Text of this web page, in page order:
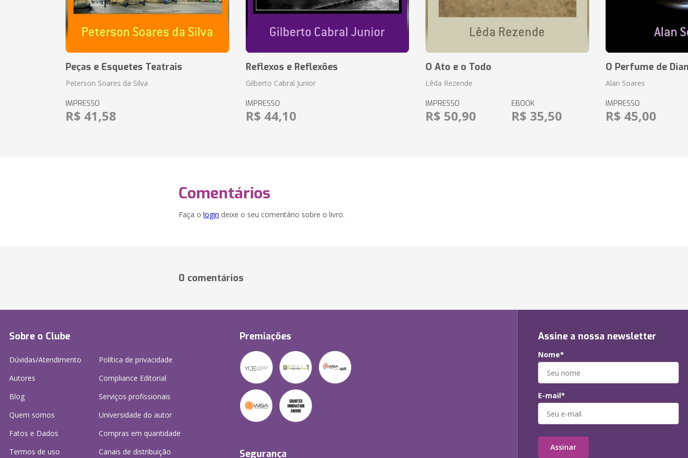
Peças e Esquetes Teatrais
Peterson Soares da Silva
IMPRESSO
R$ 41,58
Reflexos e Reflexões
Gilberto Cabral Junior
IMPRESSO
R$ 44,10
O Ato e o Todo
Lêda Rezende
IMPRESSO
R$ 50,90
EBOOK
R$ 35,50
O Perfume de
Alan Soares
IMPRESSO
R$ 45,00
Comentários
Faça o login deixe o seu comentário sobre o livro.
0 comentários
Sobre o Clube
Dúvidas/Atendimento
Autores
Blog
Quem somos
Fatos e Dados
Termos de uso
Política de privacidade
Compliance Editorial
Serviços profissionais
Universidade do autor
Compras em quantidade
Canais de distribuição
Premiações
Segurança
Assine a nossa newsletter
Nome*
E-mail*
Assinar